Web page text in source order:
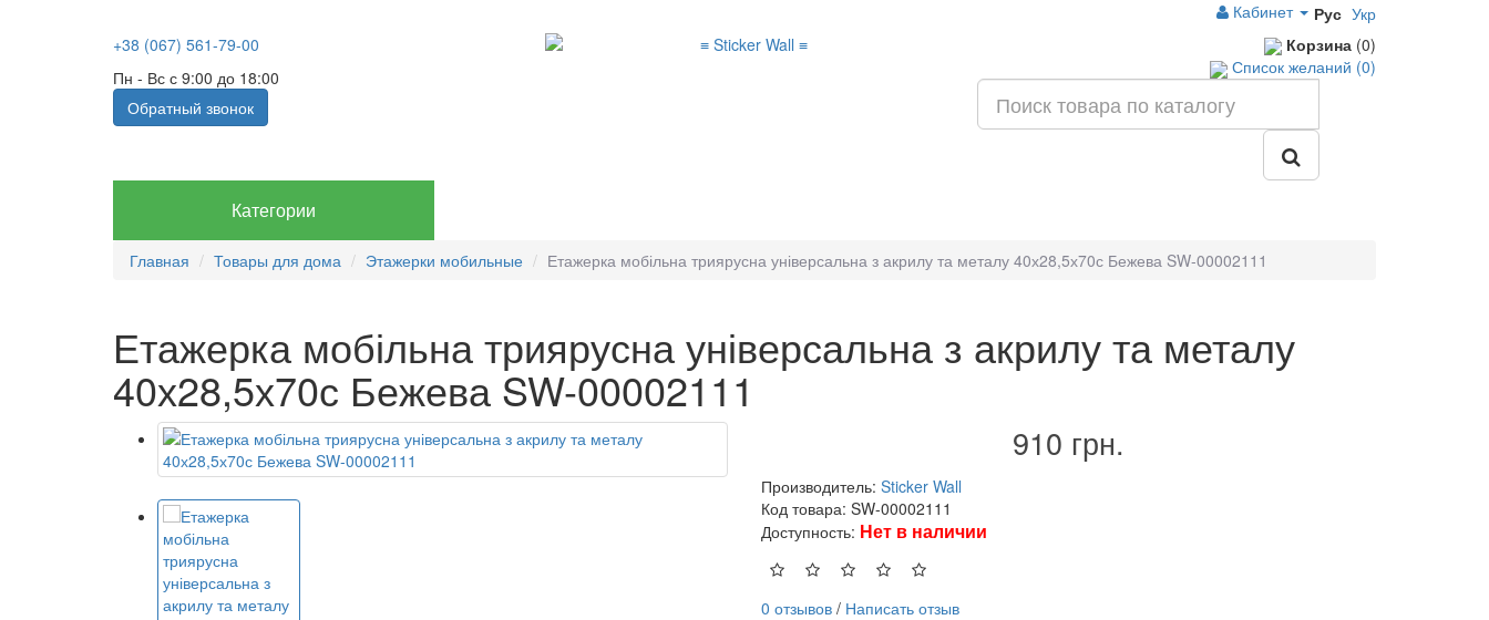
Рус Укр
Кабинет
+38 (067) 561-79-00
Пн - Вс с 9:00 до 18:00
Обратный звонок
Корзина (0)
Список желаний (0)
Категории
Главная Товары для дома Этажерки мобильные Етажерка мобільна триярусна універсальна з акрилу та металу 40х28,5х70с Бежева SW-00002111
Етажерка мобільна триярусна універсальна з акрилу та металу
40х28,5х70с Бежева SW-00002111
910 грн.
Производитель: Sticker Wall
Код товара: SW-00002111
Доступность: Нет в наличии
0 отзывов / Написать отзыв